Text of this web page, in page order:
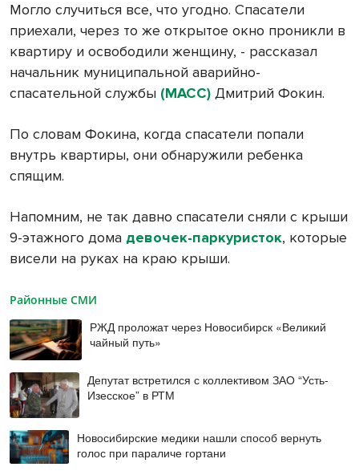
Могло случиться все, что угодно. Спасатели
приехали, через то же открытое окно проникли в
квартиру и освободили женщину, - рассказал
начальник муниципальной аварийно-
спасательной службы (МАСС) Дмитрий Фокин.
По словам Фокина, когда спасатели попали
внутрь квартиры, они обнаружили ребенка
спящим.
Напомним, не так давно спасатели сняли с крыши
9-этажного дома девочек-паркуристок, которые
висели на руках на краю крыши.
Районные СМИ
РЖД проложат через Новосибирск «Великий
чайный путь»
Депутат встретился с коллективом ЗАО “Усть-
Изесское” в РТМ
Новосибирские медики нашли способ вернуть
голос при параличе гортани